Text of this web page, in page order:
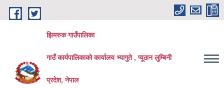
Skip to main content
झिमरुक गाउँपालिका
गाउँ कार्यपालिकाको कार्यालय भ्यागुते , प्यूठान लुम्बिनी
प्रदेश, नेपाल